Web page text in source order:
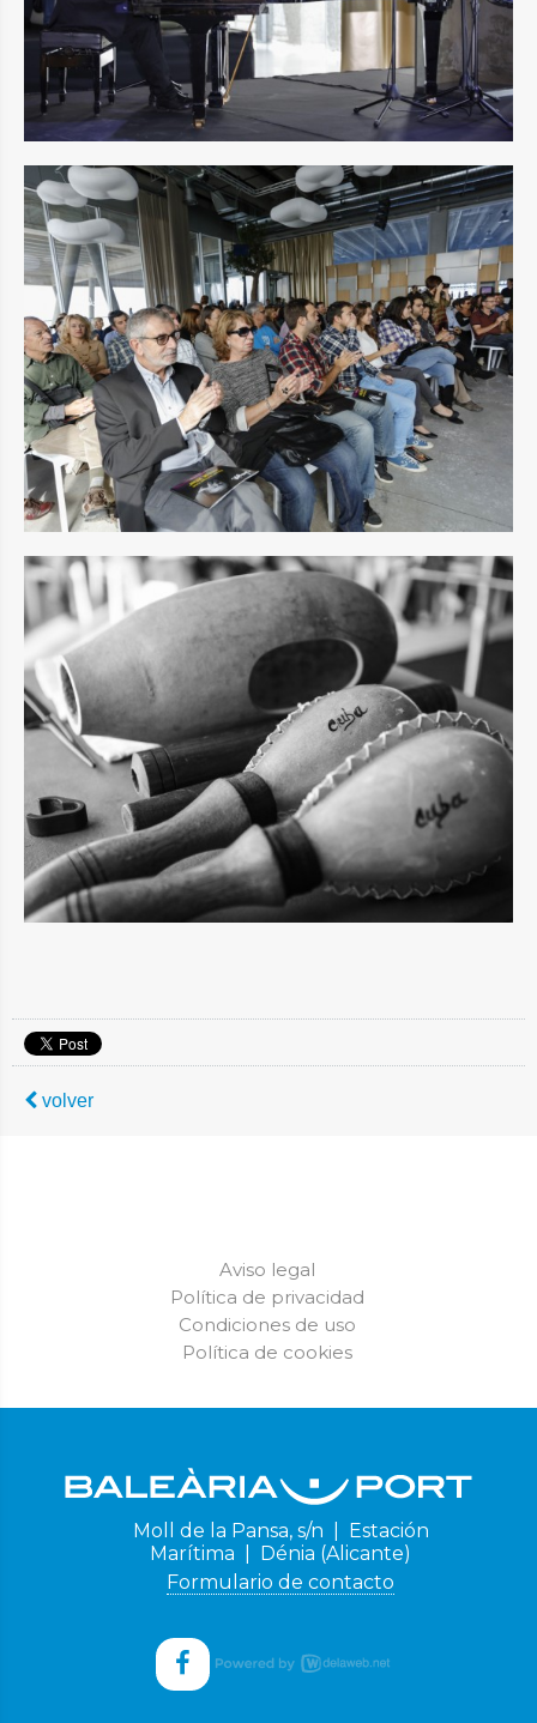
volver
Aviso legal
Política de privacidad
Condiciones de uso
Política de cookies
Moll de la Pansa, s/n | Estación
Marítima | Dénia (Alicante)
Formulario de contacto